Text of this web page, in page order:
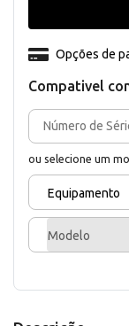
Compativel
ou selecione um
Equipamento
Modelo
Opções de